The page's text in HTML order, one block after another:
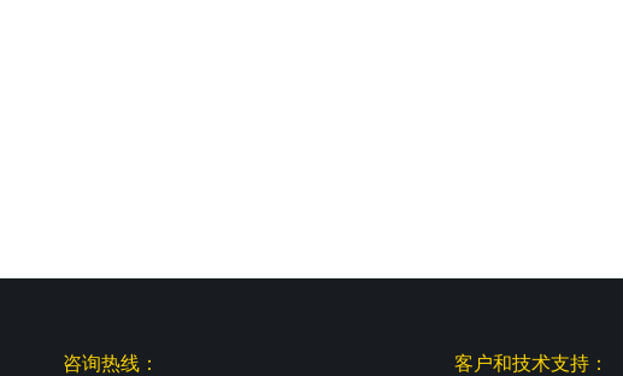
咨询热线： 客户和技术支持：